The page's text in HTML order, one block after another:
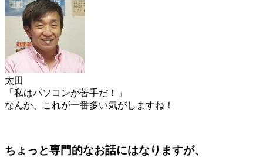
太田
「私はパソコンが苦手だ！」
なんか、これが一番多い気がしますね！
ちょっと専門的なお話にはなりますが、